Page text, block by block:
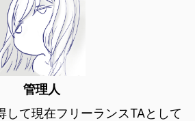
管理人
して現在フリーランスTAとして